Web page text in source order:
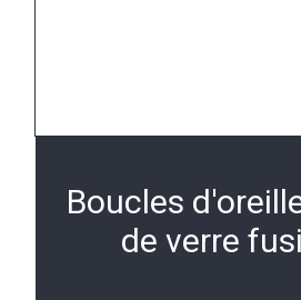
Boucles
de verre